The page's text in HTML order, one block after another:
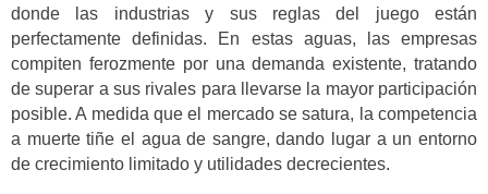
donde las industrias y sus reglas del juego están
perfectamente definidas. En estas aguas, las empresas
compiten ferozmente por una demanda existente, tratando
de superar a sus rivales para llevarse la mayor participación
posible. A medida que el mercado se satura, la competencia
a muerte tiñe el agua de sangre, dando lugar a un entorno
de crecimiento limitado y utilidades decrecientes.